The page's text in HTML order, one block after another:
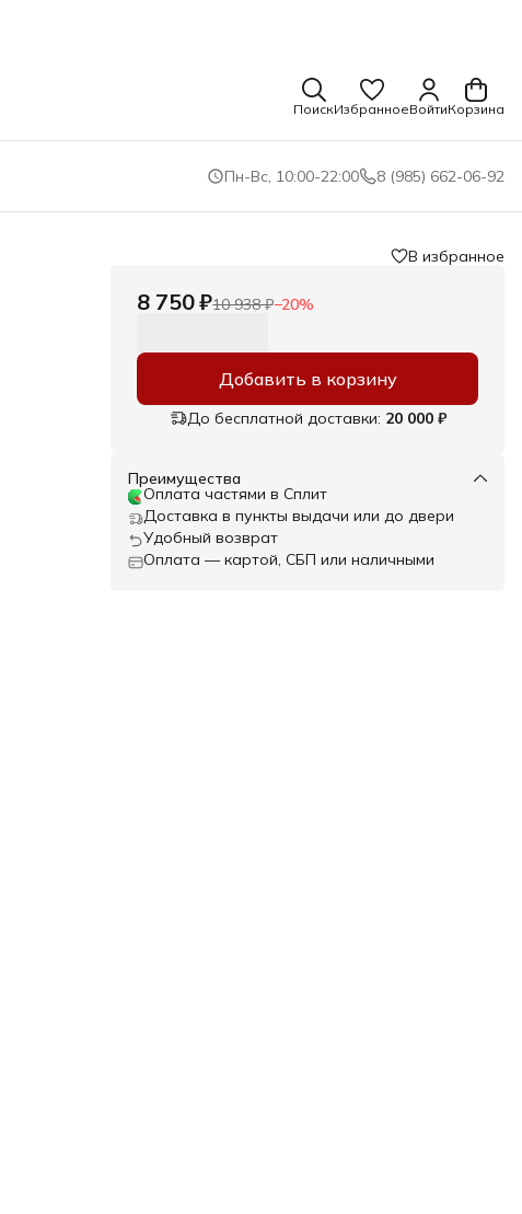
ПоискИзбранноеВойтиКорзина
Пн-Вс, 10:00-22:00 8 (985) 662-06-92
В избранное
8 750 ₽10 938 ₽−20%
Добавить в корзину
До бесплатной доставки: 20 000 ₽
Преимущества
Оплата частями в Сплит
Доставка в пункты выдачи или до двери
Удобный возврат
Оплата — картой, СБП или наличными